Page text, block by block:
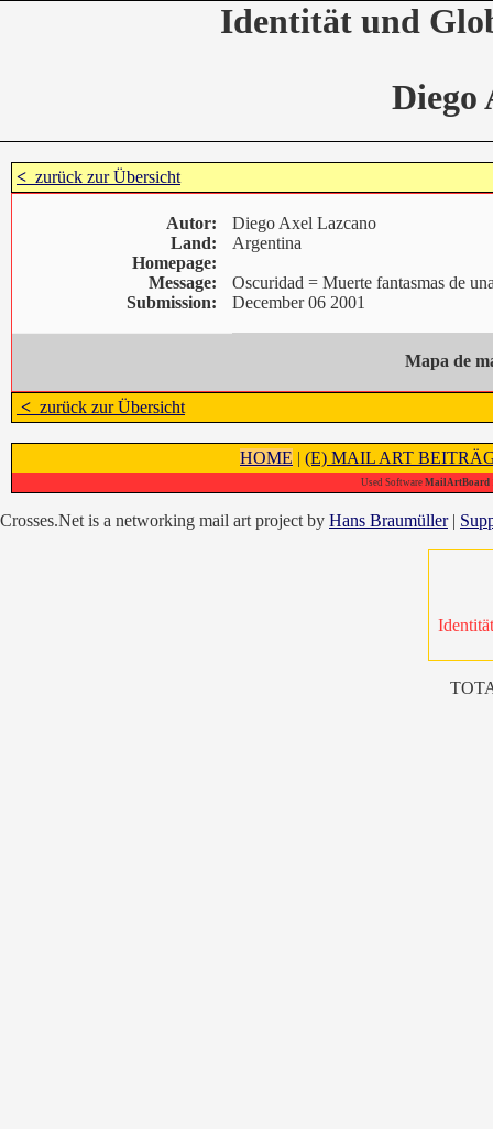
Identität und
Diego
< zurück zur Übersicht
Autor:
Land:
Homepage:
Message:
Diego Axel Lazcano
Argentina
Oscuridad = Muerte fantasmas de
Submission:
December 06 2001
Mapa de
< zurück zur Übersicht
HOME | (E) MAIL ART
Used Software MailArtBoard
Crosses.Net is a networking mail art project by Hans Braumüller|